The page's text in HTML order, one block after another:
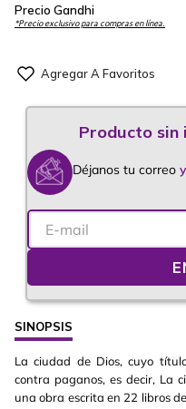
Precio Gandhi
*Precio exclusivo para compras en línea.
Déjanos tu correo
SINOPSIS
La ciudad de Dios, cuyo
contra paganos, es decir, La
una obra escrita en 22 libros